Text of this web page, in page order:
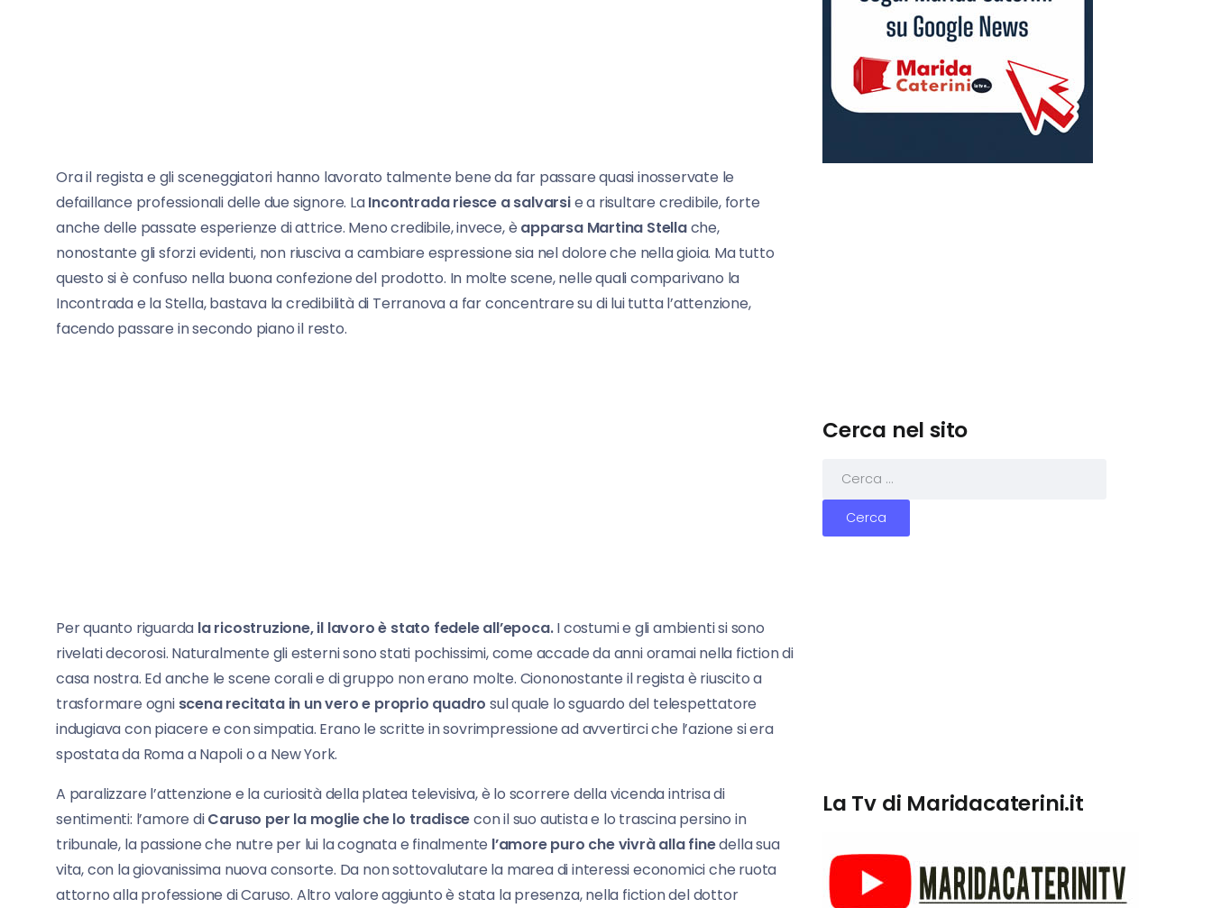
Ora il regista e gli sceneggiatori hanno lavorato talmente bene da far passare quasi inosservate le
defaillance professionali delle due signore. LaIncontrada riesce a salvarsie a risultare credibile, forte
anche delle passate esperienze di attrice. Meno credibile, invece, è apparsa Martina Stellache,
nonostante gli sforzi evidenti, non riusciva a cambiare espressione sia nel dolore che nella gioia. Ma tutto
questo si è confuso nella buona confezione del prodotto. In molte scene, nelle quali comparivano la
Incontrada e la Stella, bastava la credibilità di Terranova a far concentrare su di lui tutta l’attenzione,
facendo passare in secondo piano il resto.
Per quanto riguarda la ricostruzione, il lavoro è stato fedele all’epoca.I costumi e gli ambienti si sono
rivelati decorosi. Naturalmente gli esterni sono stati pochissimi, come accade da anni oramai nella fiction di
casa nostra. Ed anche le scene corali e di gruppo non erano molte. Ciononostante il regista è riuscito a
trasformare ogni scena recitata in un vero e proprio quadro sul quale lo sguardo del telespettatore
indugiava con piacere e con simpatia. Erano le scritte in sovrimpressione ad avvertirci che l’azione si era
spostata da Roma a Napoli o a New York.
A paralizzare l’attenzione e la curiosità della platea televisiva, è lo scorrere della vicenda intrisa di
sentimenti: l’amore diCaruso per la moglie che lo tradiscecon il suo autista e lo trascina persino in
tribunale, la passione che nutre per lui la cognata e finalmente l’amore puro che vivrà alla finedella sua
vita, con la giovanissima nuova consorte. Da non sottovalutare la marea di interessi economici che ruota
attorno alla professione di Caruso. Altro valore aggiunto è stata la presenza, nella fiction del dottor
Cerca nel sito
La Tv di Maridacaterini.it